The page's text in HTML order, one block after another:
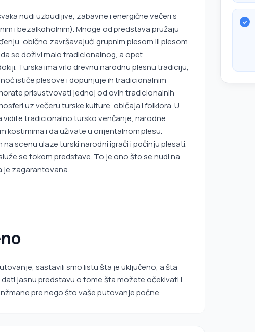
nudi uzbudljive, zabavne i energične večeri s
i bezalkoholnim). Mnoge od predstava pružaju
obično završavajući grupnim plesom ili plesom
se doživi malo tradicionalnog, a opet
Turska ima vrlo drevnu narodnu plesnu tradiciju,
ističe plesove i dopunjuje ih tradicionalnim
prisustvovati jednoj od ovih tradicionalnih
uz večeru turske kulture, običaja i folklora. U
vidite tradicionalno tursko venčanje, narodne
kostimima i da uživate u orijentalnom plesu.
scenu ulaze turski narodni igrači i počinju plesati.
se tokom predstave. To je ono što se nudi na
je zagarantovana.
sastavili smo listu šta je uključeno, a šta
jasnu predstavu o tome šta možete očekivati i
pre nego što vaše putovanje počne.